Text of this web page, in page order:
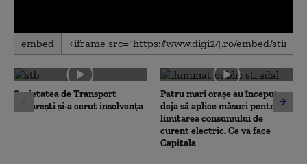
0
seconds
0
seconds
embed
Societatea de Transport
București și-a cerut insolvența
Patru mari orașe au început
deja să aplice măsuri pentru
limitarea consumului de
curent electric. Ce va face
Capitala